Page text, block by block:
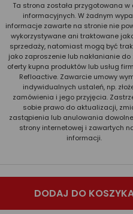
Ta strona została przygotowana w
informacyjnych. W żadnym
informacje zawarte na stronie nie
wykorzystywane ani traktowane
sprzedaży, natomiast mogą być
jako zaproszenie lub nakłanianie do
oferty kupna produktów lub usług
Refloactive. Zawarcie umowy
indywidualnych ustaleń, np.
zamówienia i jego przyjęcia.
sobie prawo do aktualizacji,
zastąpienia lub anulowania
strony internetowej i zawartych
informacji.